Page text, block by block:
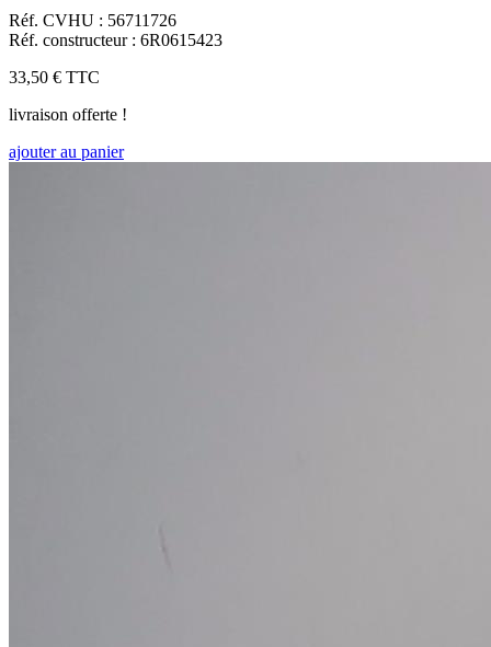
Réf. CVHU : 56711726
Réf. constructeur : 6R0615423
33,50 € TTC
livraison offerte !
ajouter au panier